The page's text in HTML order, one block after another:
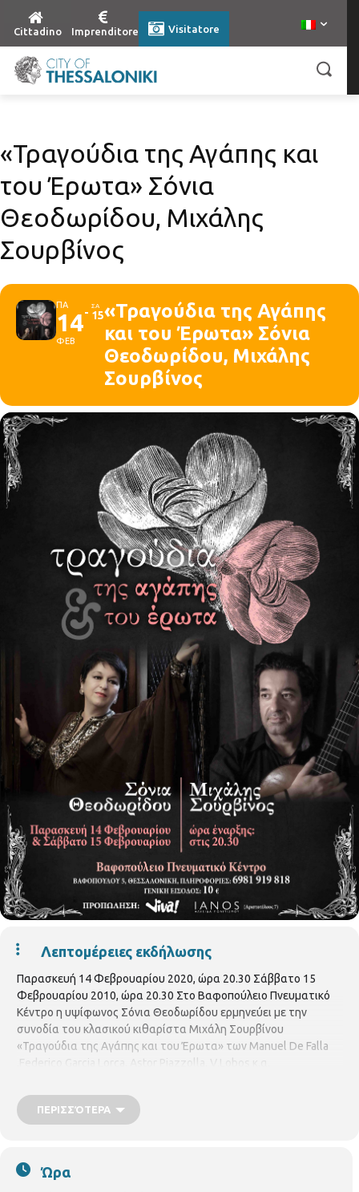
Cittadino Imprenditore Visitatore
«Τραγούδια της Αγάπης και
του Έρωτα» Σόνια
Θεοδωρίδου, Μιχάλης
Σουρβίνος
ΠΑ
14
ΦΕΒ
ΣΑ
15«Τραγούδια της Αγάπης
και του Έρωτα» Σόνια
Θεοδωρίδου, Μιχάλης
Σουρβίνος
Λεπτομέρειες εκδήλωσης
Παρασκευή 14 Φεβρουαρίου 2020, ώρα 20.30 Σάββατο 15
Φεβρουαρίου 2010, ώρα 20.30 Στο Βαφοπούλειο Πνευματικό
Κέντρο η υψίφωνος Σόνια Θεοδωρίδου ερμηνεύει με την
συνοδία του κλασικού κιθαρίστα Μιχάλη Σουρβίνου
«Τραγούδια της Αγάπης και του Έρωτα» των Manuel De Falla
Federico Garcia Astor Piazzolla Lobos
Προπώληση εισιτηρίων: Βιβλιοπωλείο ΙΑΝΟΣ (Αριστοτέλους 7)
&VIVA!
ΠΕΡΙΣΣΌΤΕΡΑ
Ώρα